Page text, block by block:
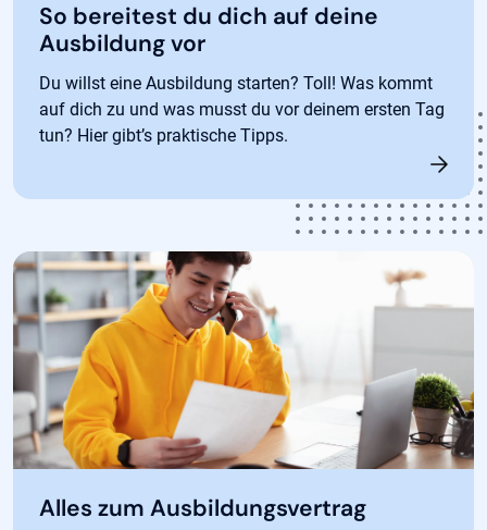
So bereitest du dich auf deine
Ausbildung vor
Du willst eine Ausbildung starten? Toll! Was kommt
auf dich zu und was musst du vor deinem ersten Tag
tun? Hier gibt’s praktische Tipps.
Alles zum Ausbildungsvertrag